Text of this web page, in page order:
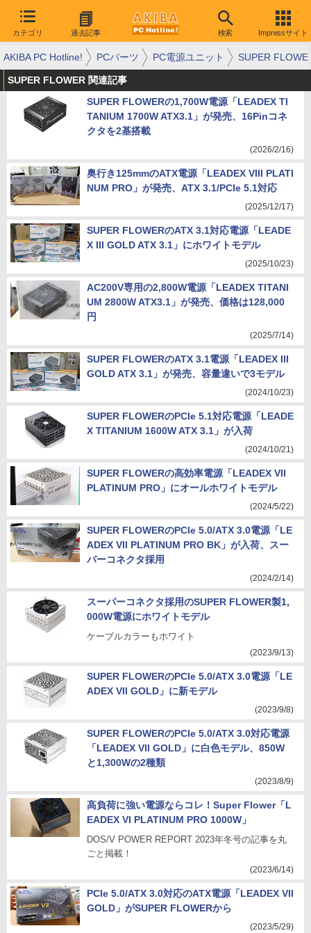
カテゴリ 過去記事 検索 Impressサイト
AKIBA PC Hotline! PCパーツ PC電源ユニット SUPER
SUPER FLOWER 関連記事
SUPER FLOWERの1,700W電源「LEADEX TI
TANIUM 1700W ATX3.1」が発売、16Pinコネ
クタを2基搭載
(2026/2/16)
奥行き125mmのATX電源「LEADEX VIII PLATI
NUM PRO」が発売、ATX 3.1/PCIe 5.1対応
(2025/12/17)
SUPER FLOWERのATX 3.1対応電源「LEADE
X III GOLD ATX 3.1」にホワイトモデル
(2025/10/23)
AC200V専用の2,800W電源「LEADEX TITANI
UM 2800W ATX3.1」が発売、価格は128,000
円
(2025/7/14)
SUPER FLOWERのATX 3.1電源「LEADEX III
GOLD ATX 3.1」が発売、容量違いで3モデル
(2024/10/23)
SUPER FLOWERのPCIe 5.1対応電源「LEADE
X TITANIUM 1600W ATX 3.1」が入荷
(2024/10/21)
SUPER FLOWERの高効率電源「LEADEX VII
PLATINUM PRO」にオールホワイトモデル
(2024/5/22)
SUPER FLOWERのPCIe 5.0/ATX 3.0電源「LE
ADEX VII PLATINUM PRO BK」が入荷、スー
パーコネクタ採用
(2024/2/14)
スーパーコネクタ採用のSUPER FLOWER製1,
000W電源にホワイトモデル
ケーブルカラーもホワイト
(2023/9/13)
SUPER FLOWERのPCIe 5.0/ATX 3.0電源「LE
ADEX VII GOLD」に新モデル
(2023/9/8)
SUPER FLOWERのPCIe 5.0/ATX 3.0対応電源
「LEADEX VII GOLD」に白色モデル、850W
と1,300Wの2種類
(2023/8/9)
高負荷に強い電源ならコレ！Super Flower「L
EADEX VI PLATINUM PRO 1000W」
DOS/V POWER REPORT 2023年冬号の記事を丸
ごと掲載！
(2023/6/14)
PCIe 5.0/ATX 3.0対応のATX電源「LEADEX VII
GOLD」がSUPER FLOWERから
(2023/5/29)